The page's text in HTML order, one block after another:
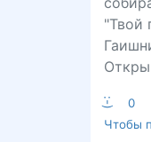
"Твой
:-) 0
Чтобы